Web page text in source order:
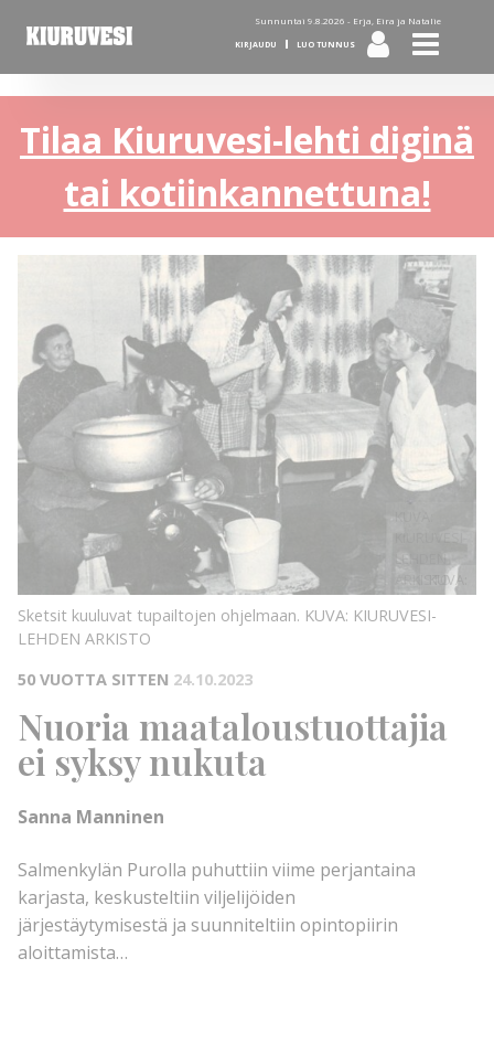
Sunnuntai 9.8.2026 - Erja, Eira ja Natalie
KIRJAUDU LUO TUNNUS
Tilaa Kiuruvesi-lehti diginä
tai kotiinkannettuna!
KUVA:
KIURUVESI-
LEHDEN
ARKISTO
Sketsit kuuluvat tupailtojen ohjelmaan. KUVA: KIURUVESI-
LEHDEN ARKISTO
50 VUOTTA SITTEN 24.10.2023
Nuoria maataloustuottajia
ei syksy nukuta
Sanna Manninen
Salmenkylän Purolla puhuttiin viime perjantaina
karjasta, keskusteltiin viljelijöiden
järjestäytymisestä ja suunniteltiin opintopiirin
aloittamista…